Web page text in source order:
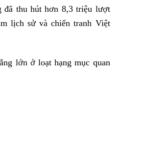
đã thu hút hơn 8,3 triệu lượt
lịch sử và chiến tranh Việt
lớn ở loạt hạng mục quan